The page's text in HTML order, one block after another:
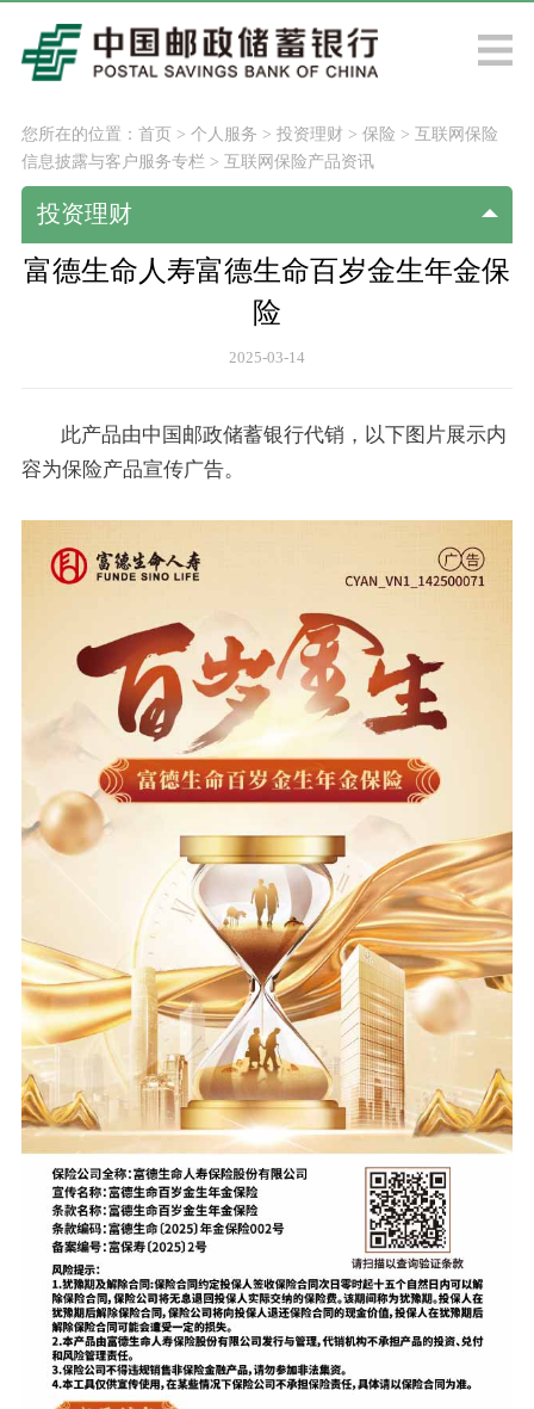
您所在的位置： 首页> 个人服务 > 投资理财 > 保险 > 互联网保险
信息披露与客户服务专栏 > 互联网保险产品资讯
投资理财
富德生命人寿富德生命百岁金生年金保
险
2025-03-14
此产品由中国邮政储蓄银行代销，以下图片展示内
容为保险产品宣传广告。